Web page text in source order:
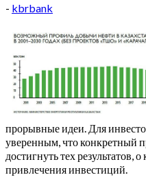
- kbrbank
прорывные идеи. Для
уверенным, что конкретный
достигнуть тех результатов,
привлечения инвестиций.